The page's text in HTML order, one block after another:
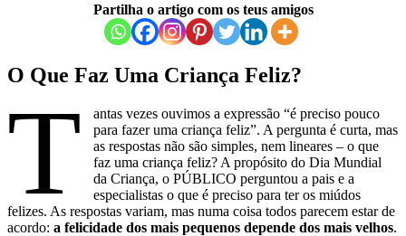
Partilha o artigo com os teus amigos
O Que Faz Uma Criança Feliz?
T
antas vezes ouvimos a expressão “é preciso pouco
para fazer uma criança feliz”. A pergunta é curta, mas
as respostas não são simples, nem lineares – o que
faz uma criança feliz? A propósito do Dia Mundial
da Criança, o PÚBLICO perguntou a pais e a
especialistas o que é preciso para ter os miúdos
felizes. As respostas variam, mas numa coisa todos parecem estar de
acordo: a felicidade dos mais pequenos depende dos mais velhos.